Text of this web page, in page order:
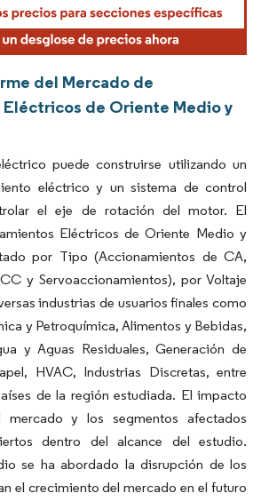
del Mercado de
de Oriente Medio y
puede construirse utilizando un
eléctrico y un sistema de control
el eje de rotación del motor. El
Eléctricos de Oriente Medio y
por Tipo (Accionamientos de CA,
y Servoaccionamientos), por Voltaje
industrias de usuarios finales como
y Petroquímica, Alimentos y Bebidas,
y Aguas Residuales, Generación de
HVAC, Industrias Discretas, entre
de la región estudiada. El impacto
y los segmentos afectados
dentro del alcance del estudio.
se ha abordado la disrupción de los
el crecimiento del mercado en el futuro